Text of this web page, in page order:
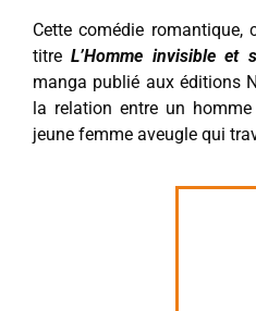
Cette comédie romantique,
titreL’Homme invisible et
manga publié aux éditions
la relation entre un
jeune femme aveugle qui